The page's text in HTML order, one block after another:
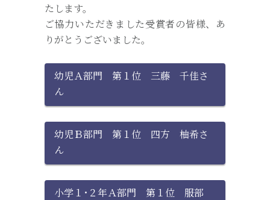
たします。
ご協力いただきました受賞者の皆様、あ
りがとうございました。
幼児Ａ部門 第１位 三藤 千佳さ
ん
幼児Ｂ部門 第１位 四方 柚希さ
ん
小学１･２年Ａ部門 第１位 服部